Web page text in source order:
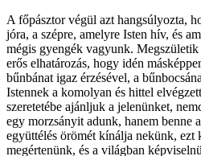
A főpásztor végül azt hangsúlyozta,
jóra, a szépre, amelyre Isten hív, és
mégis gyengék vagyunk.
erős elhatározás, hogy idén
bűnbánat igaz érzésével, a
Istennek a komolyan és hittel
szeretetébe ajánljuk a jelenünket,
egy morzsányit adunk, hanem
együttélés örömét kínálja nekünk, ezt
megértenünk, és a világban